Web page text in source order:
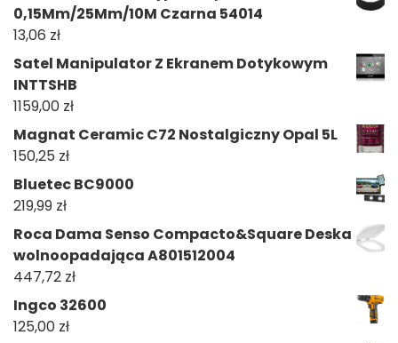
0,15Mm/25Mm/10M Czarna 54014
13,06 zł
Satel Manipulator Z Ekranem Dotykowym
INTTSHB
1159,00 zł
Magnat Ceramic C72 Nostalgiczny Opal 5L
150,25 zł
Bluetec BC9000
219,99 zł
Roca Dama Senso Compacto&Square Deska
wolnoopadająca A801512004
447,72 zł
Ingco 32600
125,00 zł